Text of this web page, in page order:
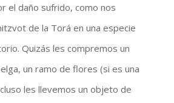
el daño sufrido, como nos
de la Torá en una especie
Quizás les compremos un
un ramo de flores (si es una
les llevemos un objeto de